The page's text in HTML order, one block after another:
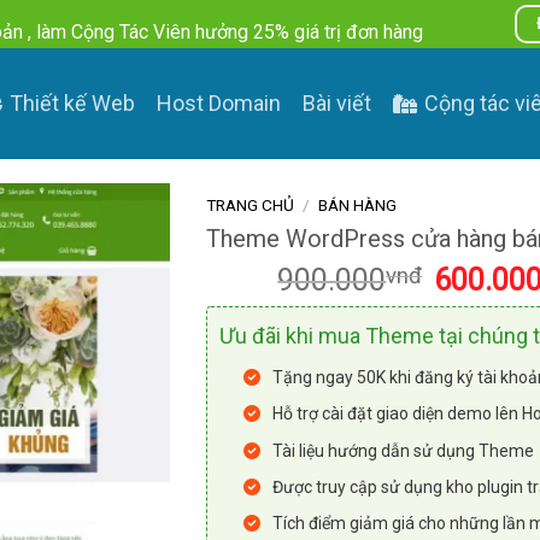
, làm Cộng Tác Viên hưởng 25% giá trị đơn hàng
Thiết kế Web Host Domain Bài viết Cộng tác
Báo lỗi Theme
TRANG CHỦ / BÁN HÀNG
Theme WordPress cửa hàng
900.000vnđ Giá
gốc
Ưu đãi khi mua Theme tại chúng
Tặng ngay 50K khi đăng ký tài
Hỗ trợ cài đặt giao diện demo lên
Tài liệu hướng dẫn sử dụng Theme
Được truy cập sử dụng kho plugin
Tích điểm giảm giá cho những lần